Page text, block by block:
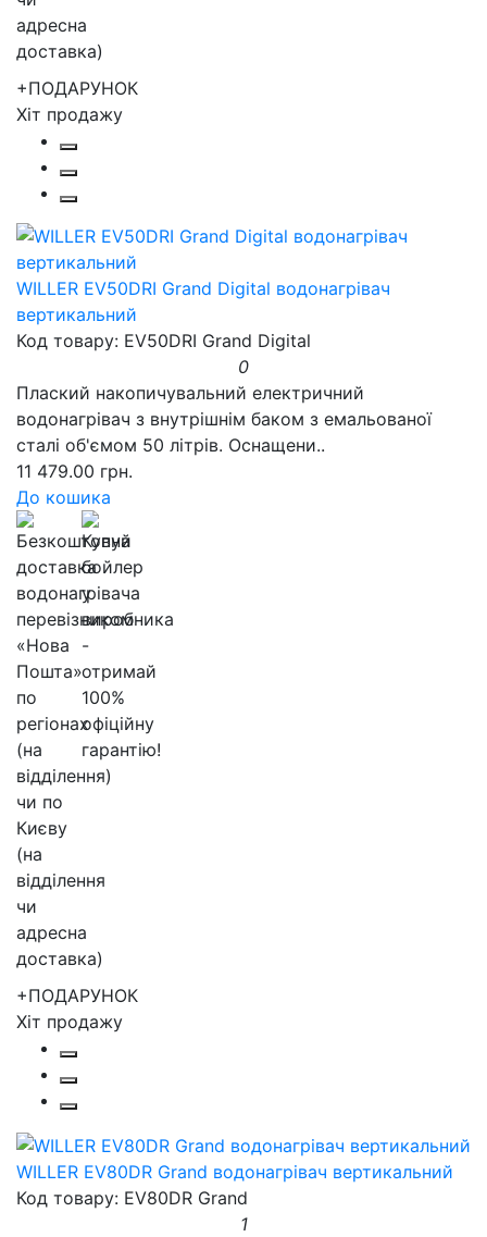
+ПОДАРУНОК
Хіт продажу
WILLER EV50DRI Grand Digital водонагрівач
вертикальний
Код товару: EV50DRI Grand Digital
0
Плаский накопичувальний електричний
водонагрівач з внутрішнім баком з емальованої
сталі об'ємом 50 літрів. Оснащени..
11 479.00 грн.
До кошика
+ПОДАРУНОК
Хіт продажу
WILLER EV80DR Grand водонагрівач вертикальний
Код товару: EV80DR Grand
1